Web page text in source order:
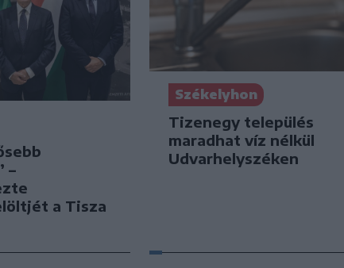
–
a Tisza
Székelyhon
Tizenegy település
maradhat víz nélkül
Udvarhelyszéken